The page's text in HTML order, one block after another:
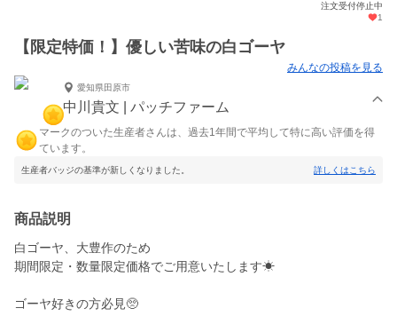
注文受付停止中
1
【限定特価！】優しい苦味の白ゴーヤ
みんなの投稿を見る
愛知県田原市
中川貴文 | パッチファーム
マークのついた生産者さんは、過去1年間で平均して特に高い評価を得
ています。
生産者バッジの基準が新しくなりました。 詳しくはこちら
商品説明
白ゴーヤ、大豊作のため
期間限定・数量限定価格でご用意いたします☀︎
ゴーヤ好きの方必見🥺